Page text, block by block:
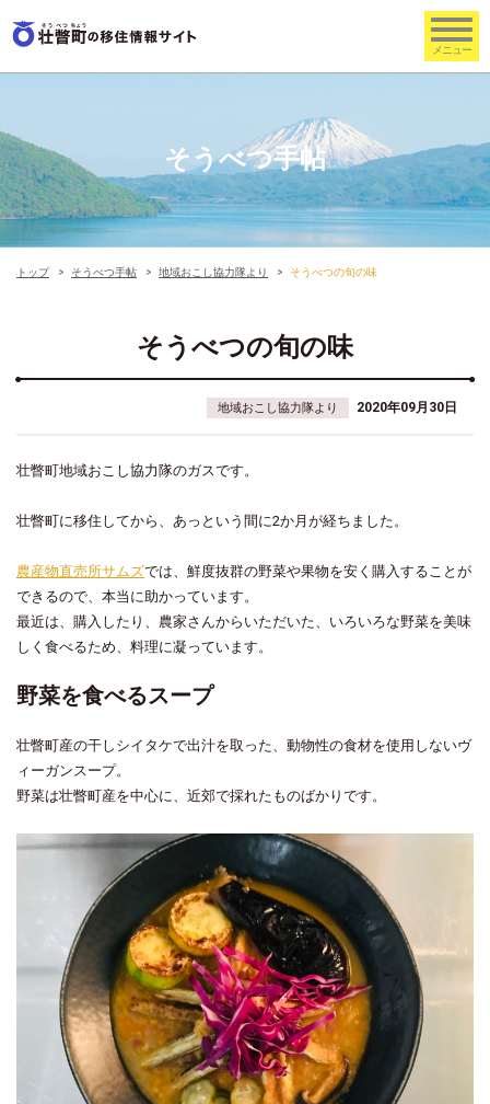
そうべつ手帖
トップ そうべつ手帖 地域おこし協力隊より そうべつの旬の味
そうべつの旬の味
地域おこし協力隊より 2020年09月30日
壮瞥町地域おこし協力隊のガスです。
壮瞥町に移住してから、あっという間に2か月が経ちました。
農産物直売所サムズでは、鮮度抜群の野菜や果物を安く購入することが
できるので、本当に助かっています。
最近は、購入したり、農家さんからいただいた、いろいろな野菜を美味
しく食べるため、料理に凝っています。
野菜を食べるスープ
壮瞥町産の干しシイタケで出汁を取った、動物性の食材を使用しないヴ
ィーガンスープ。
野菜は壮瞥町産を中心に、近郊で採れたものばかりです。